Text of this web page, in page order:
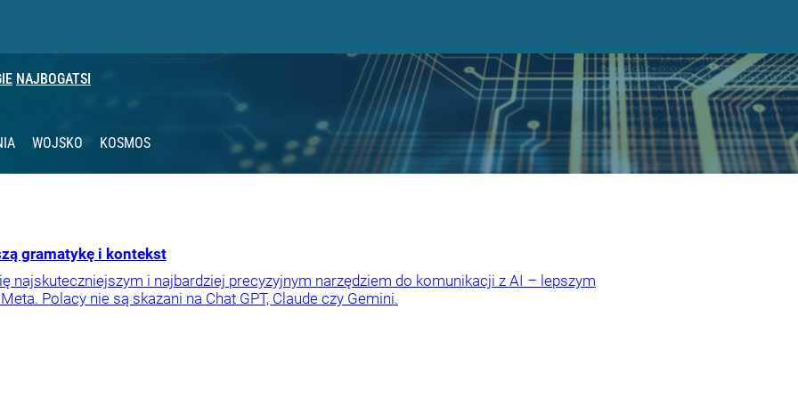
NAJBOGATSI
WOJSKO KOSMOS
gramatykę i kontekst
najskuteczniejszym i najbardziej precyzyjnym narzędziem do komunikacji z AI – lepszym
Polacy nie są skazani na Chat GPT, Claude czy Gemini.